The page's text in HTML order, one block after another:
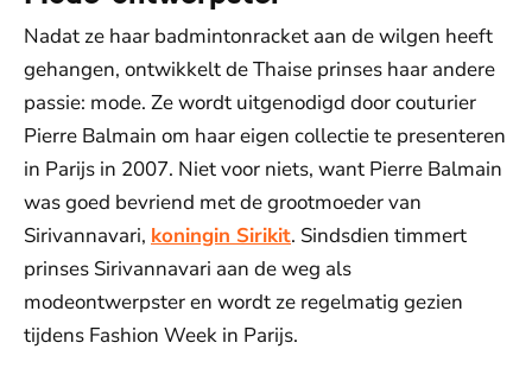
Nadat ze haar badmintonracket aan de wilgen heeft
gehangen, ontwikkelt de Thaise prinses haar andere
passie: mode. Ze wordt uitgenodigd door couturier
Pierre Balmain om haar eigen collectie te presenteren
in Parijs in 2007. Niet voor niets, want Pierre Balmain
was goed bevriend met de grootmoeder van
Sirivannavari, koningin Sirikit. Sindsdien timmert
prinses Sirivannavari aan de weg als
modeontwerpster en wordt ze regelmatig gezien
tijdens Fashion Week in Parijs.